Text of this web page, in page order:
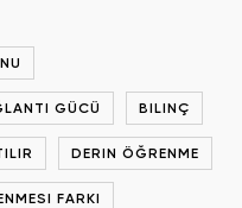
GÜCÜ BILINÇ
DERIN ÖĞRENME
FARKI